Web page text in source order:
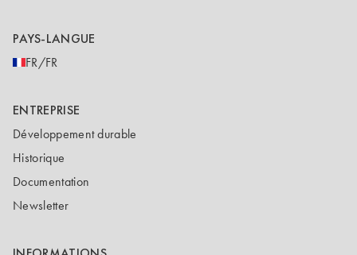
PAYS-LANGUE
FR/FR
ENTREPRISE
Développement durable
Historique
Documentation
Newsletter